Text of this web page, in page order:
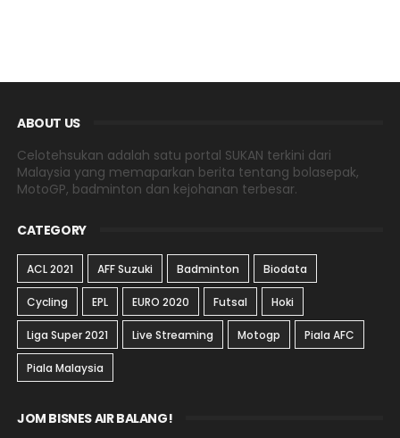
ABOUT US
Celotehsukan adalah satu portal SUKAN terkini dari
Malaysia yang memaparkan berita tentang bolasepak,
MotoGP, badminton dan kejohanan terbesar.
CATEGORY
ACL 2021 AFF Suzuki Badminton Biodata
Cycling EPL EURO 2020 Futsal Hoki
Liga Super 2021 Live Streaming Motogp Piala AFC
Piala Malaysia
JOM BISNES AIR BALANG!